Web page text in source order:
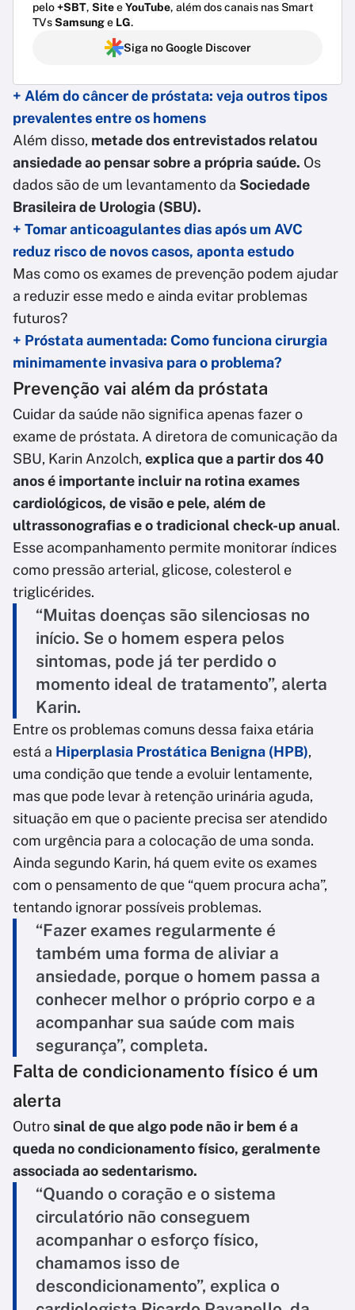
pelo+SBT, SiteeYouTube, além dos canais nas Smart
TVsSamsunge LG.
Siga no Google Discover
+ Além do câncer de próstata: veja outros tipos
prevalentes entre os homens
Além disso, metade dos entrevistados relatou
ansiedade ao pensar sobre a própria saúde. Os
dados são de um levantamento da Sociedade
Brasileira de Urologia (SBU).
+ Tomar anticoagulantes dias após um AVC
reduz risco de novos casos, aponta estudo
Mas como os exames de prevenção podem ajudar
a reduzir esse medo e ainda evitar problemas
futuros?
+ Próstata aumentada: Como funciona cirurgia
minimamente invasiva para o problema?
Prevenção vai além da próstata
Cuidar da saúde não significa apenas fazer o
exame de próstata. A diretora de comunicação da
SBU, Karin Anzolch, explica que a partir dos 40
anos é importante incluir na rotina exames
cardiológicos, de visão e pele, além de
ultrassonografias e o tradicional check-up anual.
Esse acompanhamento permite monitorar índices
como pressão arterial, glicose, colesterol e
triglicérides.
“Muitas doenças são silenciosas no
início. Se o homem espera pelos
sintomas, pode já ter perdido o
momento ideal de tratamento”, alerta
Karin.
Entre os problemas comuns dessa faixa etária
está a Hiperplasia Prostática Benigna (HPB),
uma condição que tende a evoluir lentamente,
mas que pode levar à retenção urinária aguda,
situação em que o paciente precisa ser atendido
com urgência para a colocação de uma sonda.
Ainda segundo Karin, há quem evite os exames
com o pensamento de que “quem procura acha”,
tentando ignorar possíveis problemas.
“Fazer exames regularmente é
também uma forma de aliviar a
ansiedade, porque o homem passa a
conhecer melhor o próprio corpo e a
acompanhar sua saúde com mais
segurança”, completa.
Falta de condicionamento físico é um
alerta
Outrosinal de que algo pode não ir bem é a
queda no condicionamento físico, geralmente
associada ao sedentarismo.
“Quando o coração e o sistema
circulatório não conseguem
acompanhar o esforço físico,
chamamos isso de
descondicionamento”, explica o